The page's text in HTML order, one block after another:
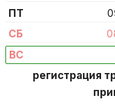
ПТ
СБ
ВС
регистрация